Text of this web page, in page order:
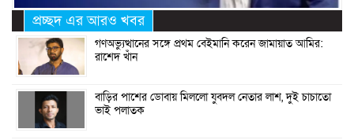
প্রচ্ছদ এর আরও খবর
গণঅভ্যুত্থানের সঙ্গে প্রথম বেইমানি করেন জামায়াত আমির:
রাশেদ খাঁন
বাড়ির পাশের ডোবায় মিললো যুবদল নেতার লাশ, দুই চাচাতো
ভাই পলাতক